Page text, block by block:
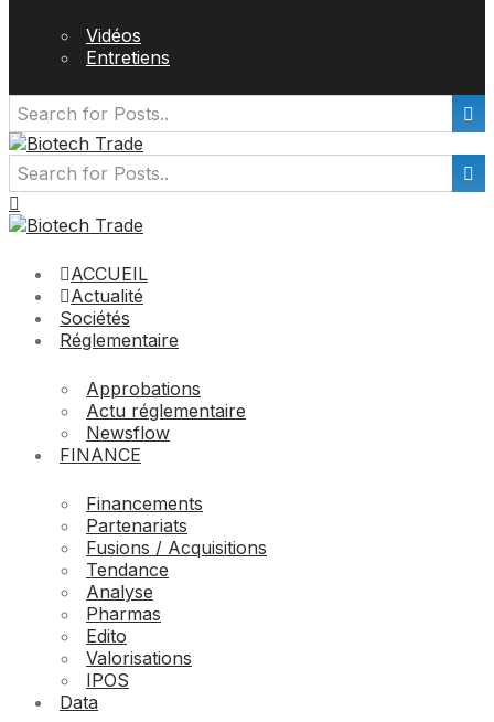
Vidéos
Entretiens
ACCUEIL
Actualité
Sociétés
Réglementaire
Approbations
Actu réglementaire
Newsflow
FINANCE
Financements
Partenariats
Fusions / Acquisitions
Tendance
Analyse
Pharmas
Edito
Valorisations
IPOS
Data